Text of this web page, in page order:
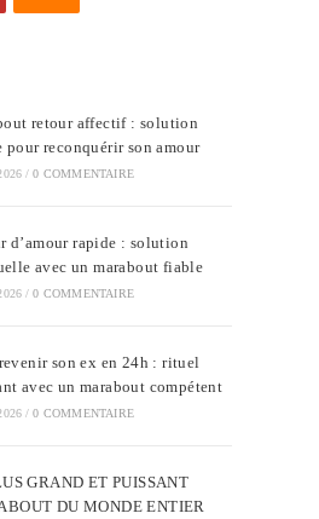
retour affectif : solution
pour reconquérir son amour
/ 0 COMMENTAIRE
d’amour rapide : solution
avec un marabout fiable
/ 0 COMMENTAIRE
son ex en 24h : rituel
avec un marabout compétent
/ 0 COMMENTAIRE
GRAND ET PUISSANT
DU MONDE ENTIER